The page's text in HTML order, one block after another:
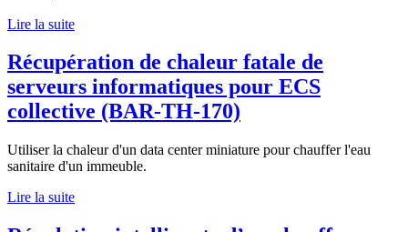
Lire la suite
Récupération de chaleur fatale de
serveurs informatiques pour ECS
collective (BAR-TH-170)
Utiliser la chaleur d'un data center miniature pour chauffer l'eau
sanitaire d'un immeuble.
Lire la suite